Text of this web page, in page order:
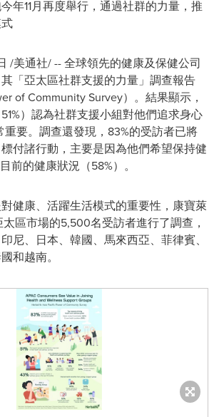
年11月再度舉行，通過社群的力量，推
/美通社/ -- 全球領先的健康及保健公司
「亞太區社群支援的力量」調查報告
of Community Survey）。結果顯示，
）認為社群支援小組對他們追求身心
要。調查還發現，83%的受訪者已將
付諸行動，主要是因為他們希望保持健
前的健康狀況（58%）。
健康、活躍生活模式的重要性，康寶萊
太區市場的5,500名受訪者進行了調查，
尼、日本、韓國、馬來西亞、菲律賓、
和越南。